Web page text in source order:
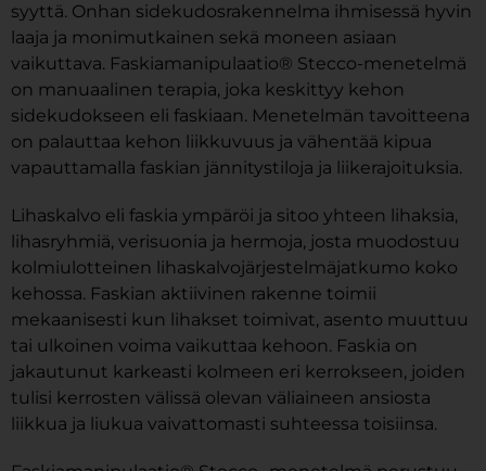
syyttä. Onhan sidekudosrakennelma ihmisessä hyvin
laaja ja monimutkainen sekä moneen asiaan
vaikuttava. Faskiamanipulaatio® Stecco-menetelmä
on manuaalinen terapia, joka keskittyy kehon
sidekudokseen eli faskiaan. Menetelmän tavoitteena
on palauttaa kehon liikkuvuus ja vähentää kipua
vapauttamalla faskian jännitystiloja ja liikerajoituksia.
Lihaskalvo eli faskia ympäröi ja sitoo yhteen lihaksia,
lihasryhmiä, verisuonia ja hermoja, josta muodostuu
kolmiulotteinen lihaskalvojärjestelmäjatkumo koko
kehossa. Faskian aktiivinen rakenne toimii
mekaanisesti kun lihakset toimivat, asento muuttuu
tai ulkoinen voima vaikuttaa kehoon. Faskia on
jakautunut karkeasti kolmeen eri kerrokseen, joiden
tulisi kerrosten välissä olevan väliaineen ansiosta
liikkua ja liukua vaivattomasti suhteessa toisiinsa.